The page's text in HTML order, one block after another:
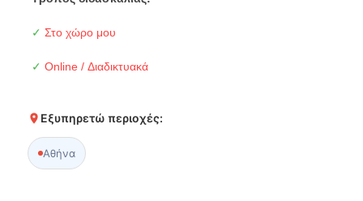
✓ Στο χώρο μου
✓ Online / Διαδικτυακά
Εξυπηρετώ περιοχές:
Αθήνα